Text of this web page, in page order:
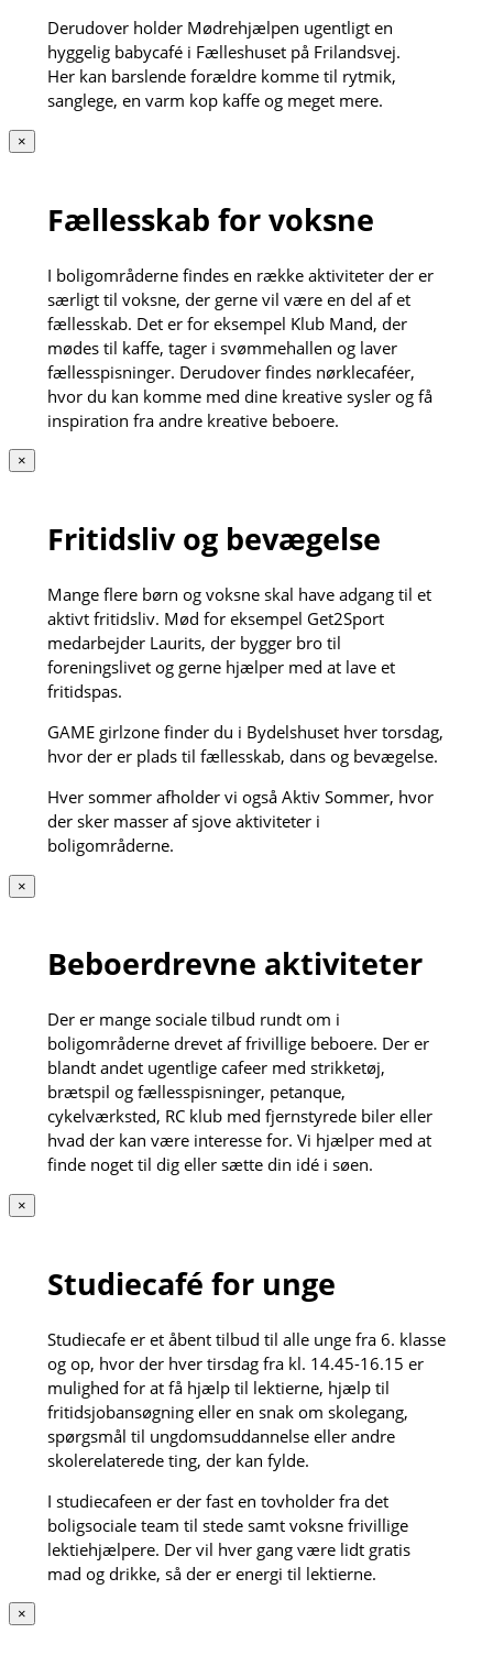
Derudover holder Mødrehjælpen ugentligt en
hyggelig babycafé i Fælleshuset på Frilandsvej.
Her kan barslende forældre komme til rytmik,
sanglege, en varm kop kaffe og meget mere.
×
Fællesskab for voksne
I boligområderne findes en række aktiviteter der er
særligt til voksne, der gerne vil være en del af et
fællesskab. Det er for eksempel Klub Mand, der
mødes til kaffe, tager i svømmehallen og laver
fællesspisninger. Derudover findes nørklecaféer,
hvor du kan komme med dine kreative sysler og få
inspiration fra andre kreative beboere.
×
Fritidsliv og bevægelse
Mange flere børn og voksne skal have adgang til et
aktivt fritidsliv. Mød for eksempel Get2Sport
medarbejder Laurits, der bygger bro til
foreningslivet og gerne hjælper med at lave et
fritidspas.
GAME girlzone finder du i Bydelshuset hver torsdag,
hvor der er plads til fællesskab, dans og bevægelse.
Hver sommer afholder vi også Aktiv Sommer, hvor
der sker masser af sjove aktiviteter i
boligområderne.
×
Beboerdrevne aktiviteter
Der er mange sociale tilbud rundt om i
boligområderne drevet af frivillige beboere. Der er
blandt andet ugentlige cafeer med strikketøj,
brætspil og fællesspisninger, petanque,
cykelværksted, RC klub med fjernstyrede biler eller
hvad der kan være interesse for. Vi hjælper med at
finde noget til dig eller sætte din idé i søen.
×
Studiecafé for unge
Studiecafe er et åbent tilbud til alle unge fra 6. klasse
og op, hvor der hver tirsdag fra kl. 14.45-16.15 er
mulighed for at få hjælp til lektierne, hjælp til
fritidsjobansøgning eller en snak om skolegang,
spørgsmål til ungdomsuddannelse eller andre
skolerelaterede ting, der kan fylde.
I studiecafeen er der fast en tovholder fra det
boligsociale team til stede samt voksne frivillige
lektiehjælpere. Der vil hver gang være lidt gratis
mad og drikke, så der er energi til lektierne.
×